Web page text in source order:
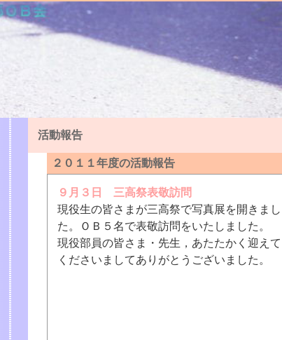
活動報告
２０１１年度の活動報告
９月３日 三高祭表敬訪問
現役生の皆さまが三高祭で写真展を開きまし
た。ＯＢ５名で表敬訪問をいたしました。
現役部員の皆さま・先生，あたたかく迎えて
くださいましてありがとうございました。